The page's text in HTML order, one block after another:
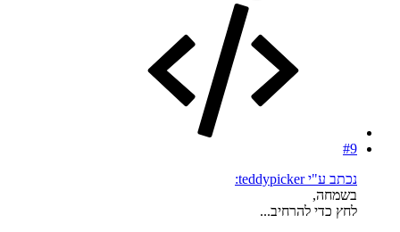
#9
נכתב ע"י teddypicker:
בשמחה,
לחץ כדי להרחיב...